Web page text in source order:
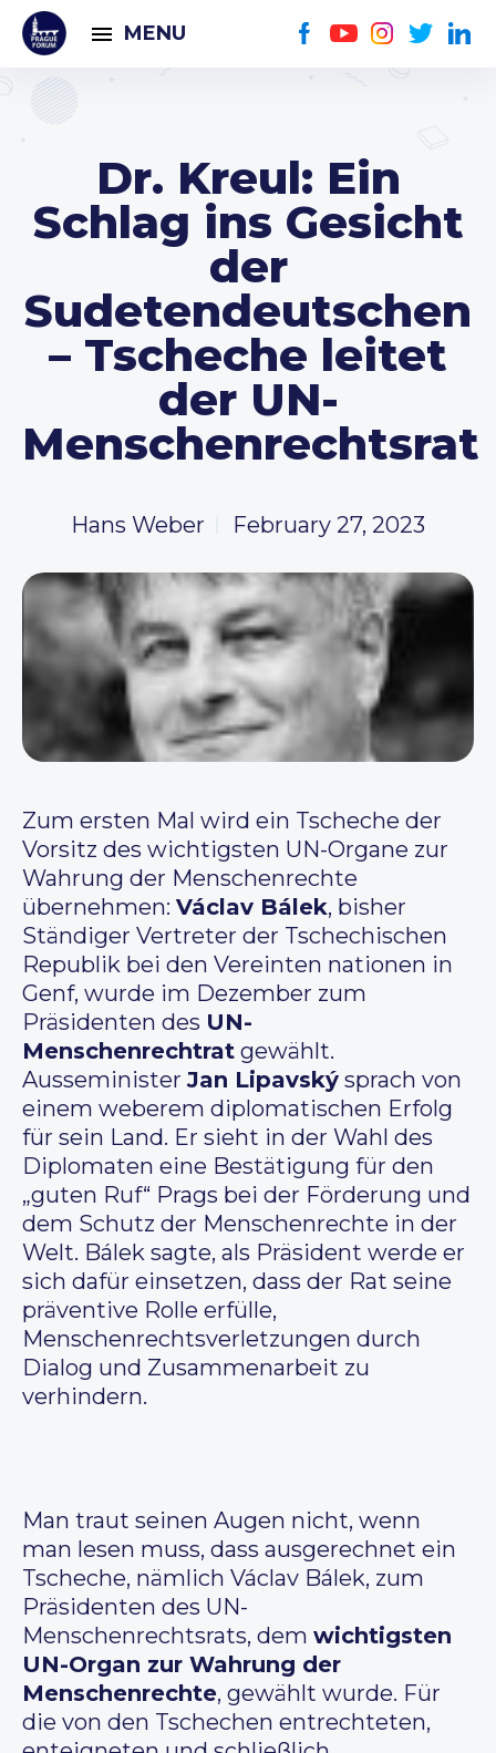
MENU
Dr. Kreul: Ein
Schlag ins Gesicht
der
Sudetendeutschen
– Tscheche leitet
der UN-
Menschenrechtsrat
Hans Weber February 27, 2023
Zum ersten Mal wird ein Tscheche der
Vorsitz des wichtigsten UN-Organe zur
Wahrung der Menschenrechte
übernehmen: Václav Bálek, bisher
Ständiger Vertreter der Tschechischen
Republik bei den Vereinten nationen in
Genf, wurde im Dezember zum
Präsidenten des UN-
Menschenrechtrat gewählt.
AusseministerJan Lipavský sprach von
einem weberem diplomatischen Erfolg
für sein Land. Er sieht in der Wahl des
Diplomaten eine Bestätigung für den
„guten Ruf“ Prags bei der Förderung und
dem Schutz der Menschenrechte in der
Welt. Bálek sagte, als Präsident werde er
sich dafür einsetzen, dass der Rat seine
präventive Rolle erfülle,
Menschenrechtsverletzungen durch
Dialog und Zusammenarbeit zu
verhindern.
Man traut seinen Augen nicht, wenn
man lesen muss, dass ausgerechnet ein
Tscheche, nämlich Václav Bálek, zum
Präsidenten des UN-
Menschenrechtsrats, dem wichtigsten
UN-Organ zur Wahrung der
Menschenrechte, gewählt wurde. Für
die von den Tschechen entrechteten,